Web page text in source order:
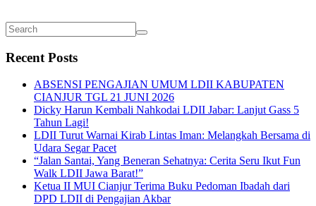
Recent Posts
ABSENSI PENGAJIAN UMUM LDII KABUPATEN
CIANJUR TGL 21 JUNI 2026
Dicky Harun Kembali Nahkodai LDII Jabar: Lanjut Gass 5
Tahun Lagi!
LDII Turut Warnai Kirab Lintas Iman: Melangkah Bersama di
Udara Segar Pacet
“Jalan Santai, Yang Beneran Sehatnya: Cerita Seru Ikut Fun
Walk LDII Jawa Barat!”
Ketua II MUI Cianjur Terima Buku Pedoman Ibadah dari
DPD LDII di Pengajian Akbar